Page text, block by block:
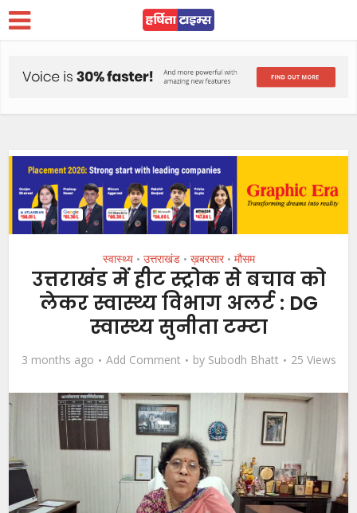
स्वास्थ्य • उत्तराखंड • ख़बरसार • मौसम
उत्तराखंड में हीट स्ट्रोक से बचाव को
लेकर स्वास्थ्य विभाग अलर्ट : DG
स्वास्थ्य सुनीता टम्टा
3 months ago Add Comment by Subodh Bhatt 25 Views